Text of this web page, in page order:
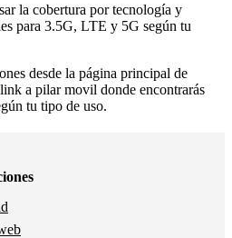
la cobertura por tecnología y
para 3.5G, LTE y 5G según tu
desde la página principal de
a pilar movil donde encontrarás
tu tipo de uso.